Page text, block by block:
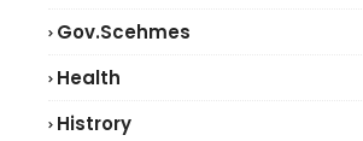
Gov.scehmes
Health
Histrory